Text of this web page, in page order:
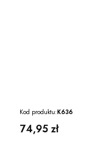
Kod produktu:K636
Cena
74,95 zł